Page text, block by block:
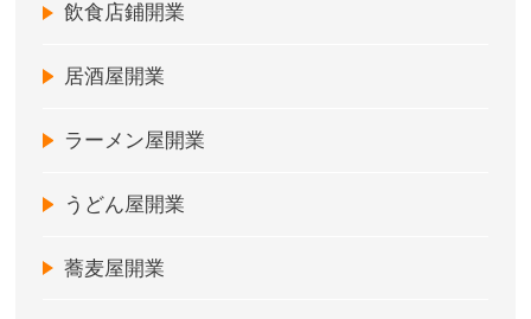
飲食店鋪開業
居酒屋開業
ラーメン屋開業
うどん屋開業
蕎麦屋開業